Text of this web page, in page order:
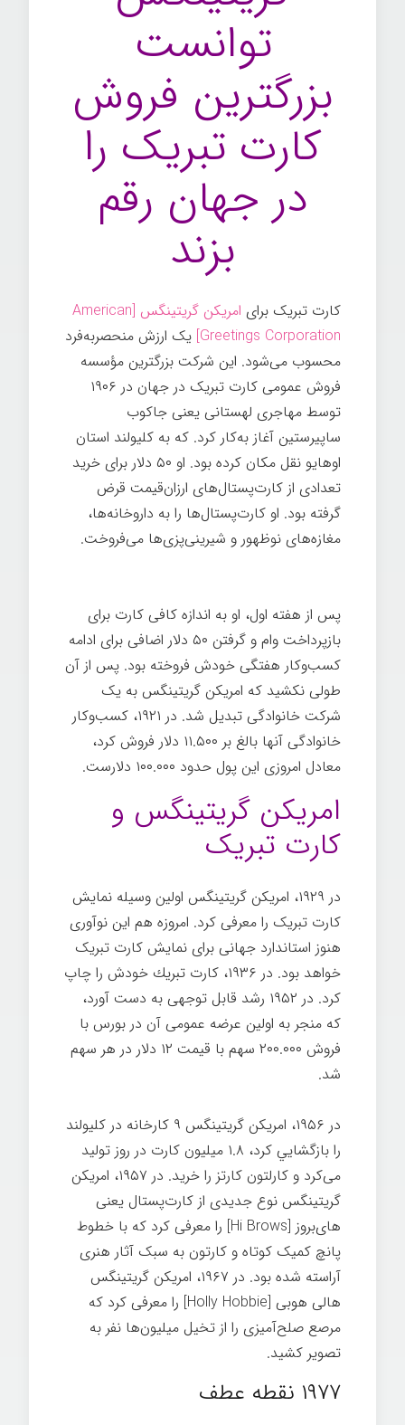
توانست
بزرگترین فروش
کارت تبریک را
در جهان رقم
بزند
کارت تبریک برای امريكن گريتينگس [American
Greetings Corporation
] یک ارزش منحصربه‌فرد
محسوب می‌شود. این شرکت بزرگترین مؤسسه
فروش عمومی کارت تبریک در جهان در ۱۹۰۶
توسط مهاجری لهستانی یعنی جاکوب
ساپیرستین آغاز به‌کار کرد. که به کلیولند استان
اوهایو نقل مکان کرده بود. او ۵۰ دلار برای خرید
تعدادی از کارت‌پستال‌های ارزان‌قیمت قرض
گرفته بود. او کارت‌پستال‌ها را به داروخانه‌ها،
مغازه‌های نوظهور و شیرینی‌پزی‌ها می‌فروخت.
پس از هفته اول، او به اندازه کافی کارت برای
بازپرداخت وام و گرفتن ۵۰ دلار اضافی برای ادامه
کسب‌وکار هفتگی خودش فروخته بود. پس از آن
طولی نکشید که امریكن گریتينگس به یک
شرکت خانوادگی تبدیل شد. در ۱۹۲۱، کسب‌وکار
خانوادگی آنها بالغ بر ۱۱.۵۰۰ دلار فروش کرد،
معادل امروزی این پول حدود ۱۰۰.۰۰۰ دلارست.
امريكن گریتينگس و
کارت تبریک
در ۱۹۲۹، امريكن گریتينگس اولین وسيله نمايش
کارت تبریک را معرفی کرد. امروزه هم این نوآوری
هنوز استاندارد جهانی برای نمایش کارت تبریک
خواهد بود. در ۱۹۳۶، کارت تبريك خودش را چاپ
کرد. در ۱۹۵۲ رشد قابل توجهی به دست آورد،
که منجر به اولین عرضه عمومی آن در بورس با
فروش ۲۰۰.۰۰۰ سهم با قیمت ۱۲ دلار در هر سهم
شد.
در ۱۹۵۶، امريكن گریتينگس ۹ کارخانه در کلیولند
را بازگشايي كرد، ۱.۸ میلیون کارت در روز تولید
می‌کرد و کارلتون کارتز را خرید. در ۱۹۵۷، امريكن
گريتينگس نوع جدیدی از کارت‌پستال یعنی
های‌بروز [Hi Brows] را معرفی کرد که با خطوط
پانچ کمیک کوتاه و کارتون به سبک آثار هنری
آراسته شده بود. در ۱۹۶۷، امريكن گريتينگس
هالی هوبی [Holly Hobbie] را معرفی کرد که
مرصع صلح‌آميزی را از تخيل ميليون‌ها نفر به
تصوير كشيد.
۱۹۷۷ نقطه عطف